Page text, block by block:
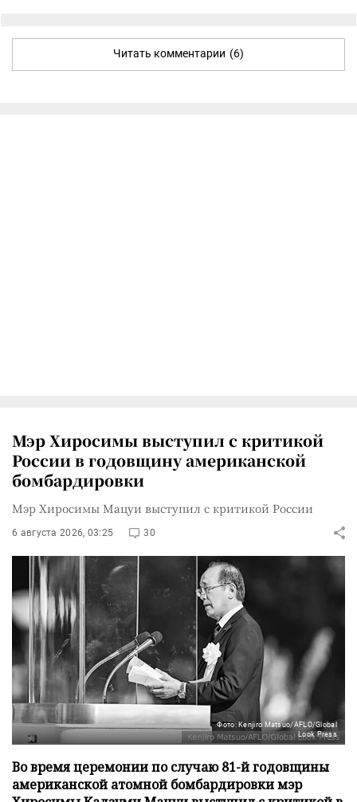
Читать комментарии (6)
Мэр Хиросимы выступил с критикой
России в годовщину американской
бомбардировки
Мэр Хиросимы Мацуи выступил с критикой России
6 августа 2026, 03:25 30
Фото: Kenjiro Matsuo/AFLO/Global
Look Press
Во время церемонии по случаю 81-й годовщины
американской атомной бомбардировки мэр